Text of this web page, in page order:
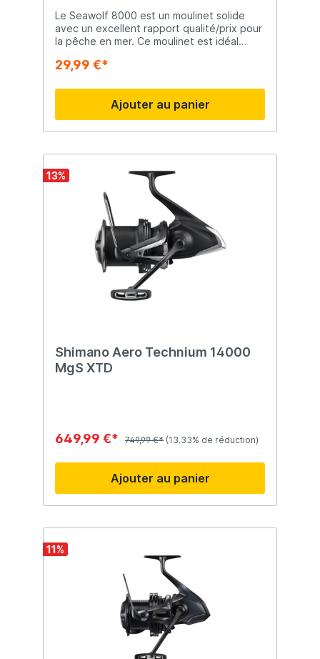
Le Seawolf 8000 est un moulinet solide
avec un excellent rapport qualité/prix pour
la pêche en mer. Ce moulinet est idéal
pêche en bateau. Bobine profonde
bonne prise en main Clip ligne pratique
Excellent rapport/qualité Parfait pour
pêche en mer Équipé de 3 roulements à
billes robustes Frein réglable
29,99 €*
Ajouter au panier
13%
Shimano Aero Technium 14000
MgS XTD
649,99 €* 749,99 €* (13.33% de réduction)
Ajouter au panier
11%